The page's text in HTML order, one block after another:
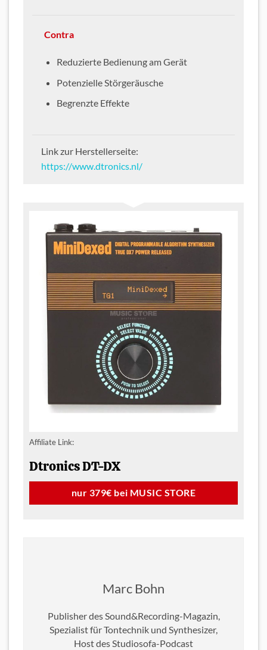
Keine News mehr verpassen!
Wenn Du immer auf dem Laufenden
NEWSLETTER oder unseren
Damit bleibst du jederzeit Up to Date!
Contra
Reduzierte Bedienung am Gerät
Potenzielle Störgeräusche
Begrenzte Effekte
Link zur Herstellerseite:
https://www.dtronics.nl/
Affiliate Link:
Dtronics DT-DX
nur 379€ bei MUSIC STORE
Marc Bohn
Publisher des Sound&Recording-Magazin,
Spezialist für Tontechnik und Synthesizer,
Host des Studiosofa-Podcast